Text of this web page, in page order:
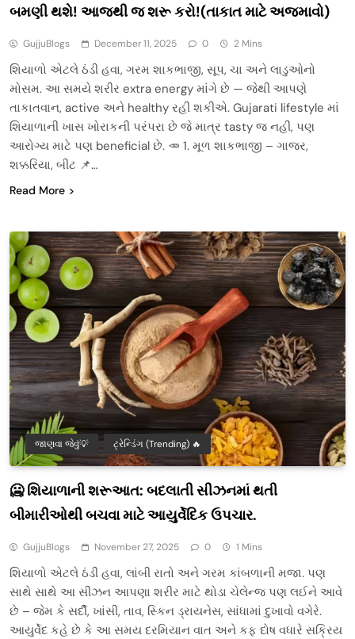
બમણી થશે! આજથી જ શરૂ કરો!(તાકાત માટે અજમાવો)
GujjuBlogs December 11, 2025 0 2 Mins
શિયાળો એટલે ઠંડી હવા, ગરમ શાકભાજી, સૂપ, ચા અને લાડુઓનો
મોસમ. આ સમયે શરીર extra energy માંગે છે — જેથી આપણે
તાકાતવાન, active અને healthy રહી શકીએ. Gujarati lifestyle માં
શિયાળાની ખાસ ખોરાકની પરંપરા છે જે માત્ર tasty જ નહીં, પણ
આરોગ્ય માટે પણ beneficial છે. 🥕 1. મૂળ શાકભાજી – ગાજર,
શક્કરિયા, બીટ 📌…
Read More
જાણવા જેવું💡 ટ્રેન્ડિંગ (Trending) 🔥
🥶 શિયાળાની શરૂઆત: બદલાતી સીઝનમાં થતી
બીમારીઓથી બચવા માટે આયુર્વેદિક ઉપચાર.
GujjuBlogs November 27, 2025 0 1 Mins
શિયાળો એટલે ઠંડી હવા, લાંબી રાતો અને ગરમ કાંબળાની મજા. પણ
સાથે સાથે આ સીઝન આપણા શરીર માટે થોડા ચેલેન્જ પણ લઈને આવે
છે – જેમ કે સર્દી, ખાંસી, તાવ, સ્કિન ડ્રાયનેસ, સાંધામાં દુખાવો વગેરે.
આયુર્વેદ કહે છે કે આ સમય દરમિયાન વાત અને કફ દોષ વધારે સક્રિય